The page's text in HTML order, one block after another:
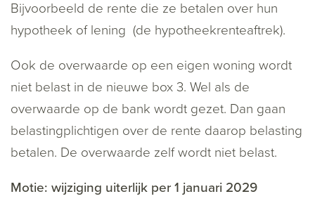
Bijvoorbeeld de rente die ze betalen over hun
hypotheek of lening (de hypotheekrenteaftrek).
Ook de overwaarde op een eigen woning wordt
niet belast in de nieuwe box 3. Wel als de
overwaarde op de bank wordt gezet. Dan gaan
belastingplichtigen over de rente daarop belasting
betalen. De overwaarde zelf wordt niet belast.
Motie: wijziging uiterlijk per 1 januari 2029